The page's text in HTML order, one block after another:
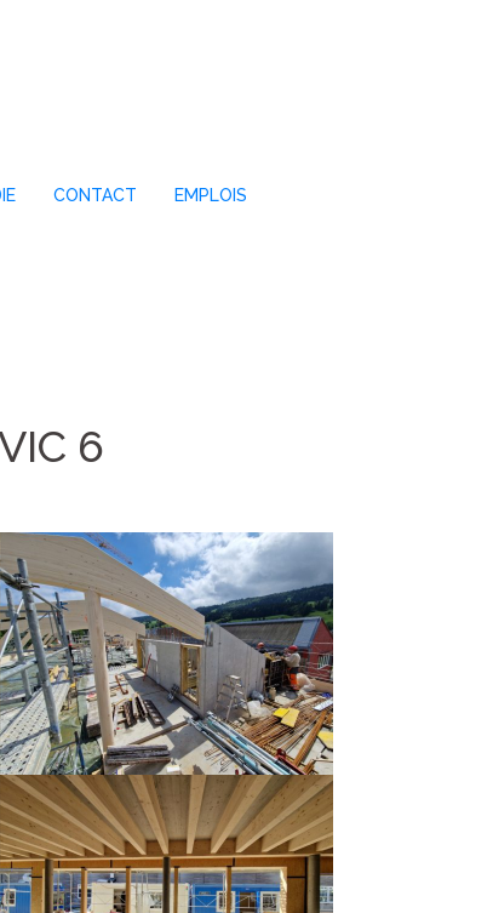
CONTACT EMPLOIS
6